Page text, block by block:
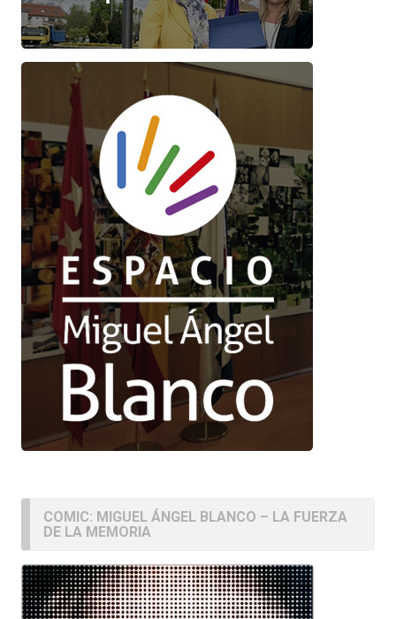
COMIC: MIGUEL ÁNGEL BLANCO – LA FUERZA
DE LA MEMORIA